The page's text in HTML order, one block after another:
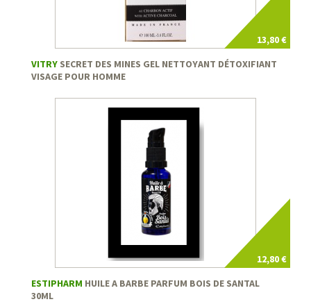
13,80 €
VITRY SECRET DES MINES GEL NETTOYANT DÉTOXIFIANT
VISAGE POUR HOMME
12,80 €
ESTIPHARM HUILE A BARBE PARFUM BOIS DE SANTAL
30ML